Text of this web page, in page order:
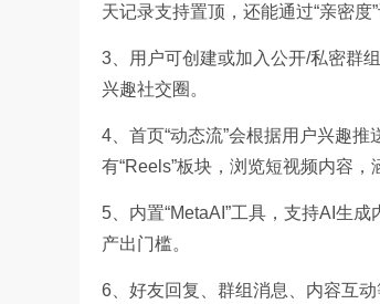
天记录支持置顶，还能通过“亲密度
3、用户可创建或加入公开/私密群
兴趣社交圈。
4、首页“动态流”会根据用户兴趣
有“Reels”板块，浏览短视频内容，
5、内置“MetaAI”工具，支持AI生
产出门槛。
6、好友回复、群组消息、内容互